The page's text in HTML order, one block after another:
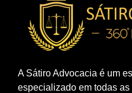
A Sátiro Advocacia é um
especializado em todas